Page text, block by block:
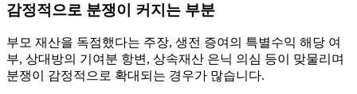
감정적으로 분쟁이 커지는 부분
부모 재산을 독점했다는 주장, 생전 증여의 특별수익 해당 여
부, 상대방의 기여분 항변, 상속재산 은닉 의심 등이 맞물리며
분쟁이 감정적으로 확대되는 경우가 많습니다.